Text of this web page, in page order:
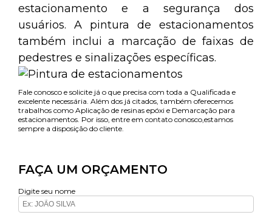
estacionamento e a segurança dos
usuários. A pintura de estacionamentos
também inclui a marcação de faixas de
pedestres e sinalizações específicas.
Fale conosco e solicite já o que precisa com toda a Qualificada e
excelente necessária. Além dos já citados, também oferecemos
trabalhos como Aplicação de resinas epóxi e Demarcação para
estacionamentos. Por isso, entre em contato conosco,estamos
sempre a disposição do cliente.
FAÇA UM ORÇAMENTO
Digite seu nome